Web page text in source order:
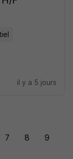
il y a 5 jours
7 8 9